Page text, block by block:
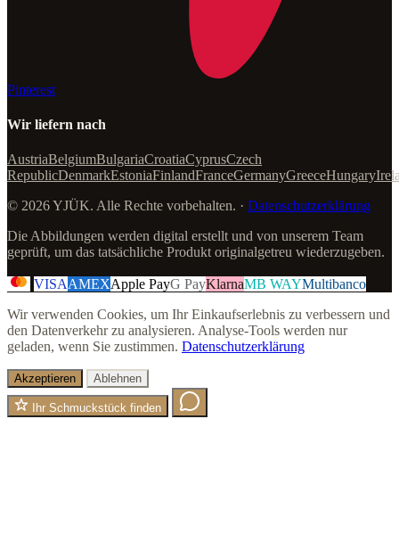
Pinterest
Wir liefern nach
AustriaBelgiumBulgariaCroatiaCyprusCzech
RepublicDenmarkEstoniaFinlandFranceGermanyGreeceHungary
© 2026 YJÜK. Alle Rechte vorbehalten. · Datenschutzerklärung
Die Abbildungen werden digital erstellt und von unserem Team
geprüft, um das tatsächliche Produkt originalgetreu wiederzugeben.
VISAAMEXApple PayG PayKlarnaMB WAYMultibanco
Wir verwenden Cookies, um Ihr Einkaufserlebnis zu verbessern und
den Datenverkehr zu analysieren. Analyse-Tools werden nur
geladen, wenn Sie zustimmen. Datenschutzerklärung
Akzeptieren Ablehnen
Ihr Schmuckstück finden